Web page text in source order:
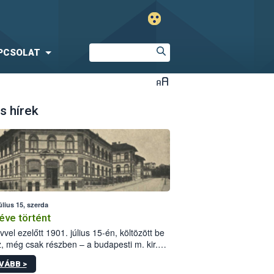
hírek
15, szerda
történt
ezelőtt 1901. július 15-én, költözött be
még csak részben – a budapesti m. kir.
állomás a Kis Rókus utca
alatti, Czigler Győző által tervezett új
>